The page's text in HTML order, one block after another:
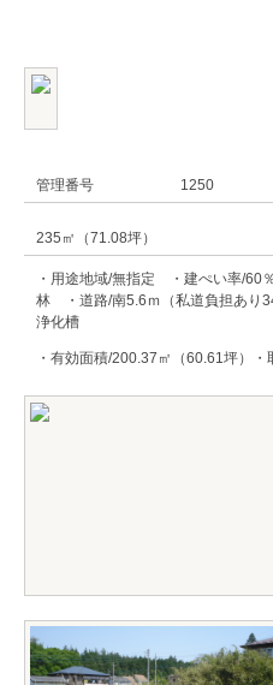
管理番号 1250
235㎡（71.08坪）
・用途地域/無指定 ・建ぺい率/
林 ・道路/南5.6ｍ（私道負担あり
浄化槽
・有効面積/200.37㎡（60.61坪）・